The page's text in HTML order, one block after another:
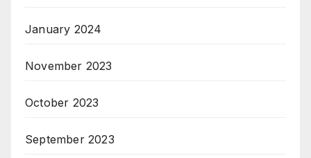
January 2024
November 2023
October 2023
September 2023